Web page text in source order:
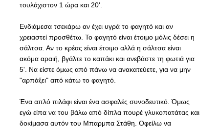
τουλάχιστον 1 ώρα και 20'.
Ενδιάμεσα τσεκάρω αν έχει υγρά το φαγητό και αν
χρειαστεί προσθέτω. Το φαγητό είναι έτοιμο μόλις δέσει η
σάλτσα. Αν το κρέας είναι έτοιμο αλλά η σάλτσα είναι
ακόμα αραιή, βγάλτε το καπάκι και ανεβάστε τη φωτιά για
5'. Να είστε όμως από πάνω να ανακατεύετε, για να μην
"αρπάξει" από κάτω το φαγητό.
Ένα απλό πιλάφι είναι ένα ασφαλές συνοδευτικό. Όμως
εγώ είπα να του βάλω από δίπλα πουρέ γλυκοπατάτας και
δοκίμασα αυτόν του Μπαρμπα Στάθη. Οφείλω να